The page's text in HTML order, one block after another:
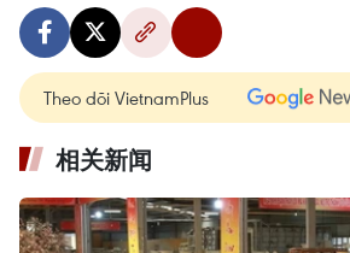
Theo dõi VietnamPlus
相关新闻